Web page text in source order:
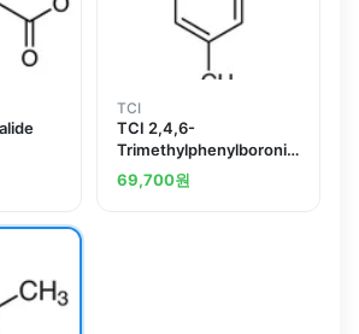
TCI
TCI 2,4,6-
Trimethylphenylboronic
Acid
69,700원